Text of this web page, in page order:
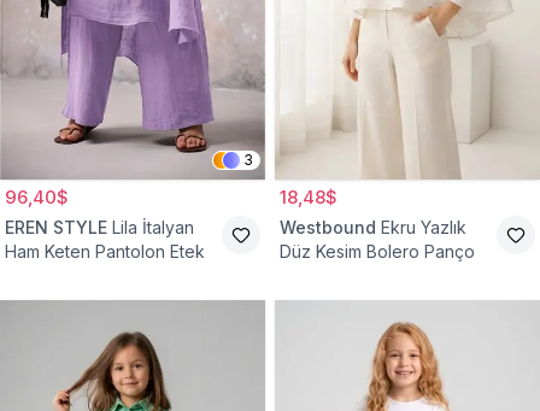
3
96,40$
EREN STYLE Lila İtalyan
Ham Keten Pantolon Etek
18,48$
Westbound Ekru Yazlık
Düz Kesim Bolero Panço